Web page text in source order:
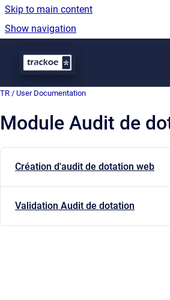
Skip to main content
Show navigation
TR / User Documentation
Module Audit de
Création d'audit de dotation web
Validation Audit de dotation